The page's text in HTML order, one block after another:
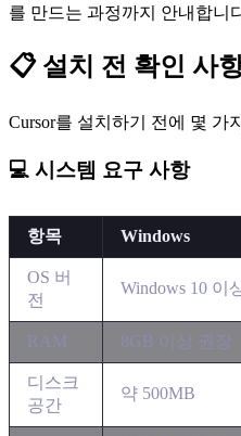
를 만드는 과정까지 안내합니
📋 설치 전 확인 사
Cursor를 설치하기 전에 몇 가
💻 시스템 요구 사항
항목 Windows
OS 버
전
Windows 10 이
RAM 8GB 이상 권장
디스크
공간
약 500MB